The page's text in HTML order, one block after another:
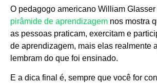
O pedagogo americano William
pirâmide de aprendizagem nos mostra
as pessoas praticam, exercitam e
de aprendizagem, mais elas realmente
lembram do que foi ensinado.
E a dica final é, sempre que você for